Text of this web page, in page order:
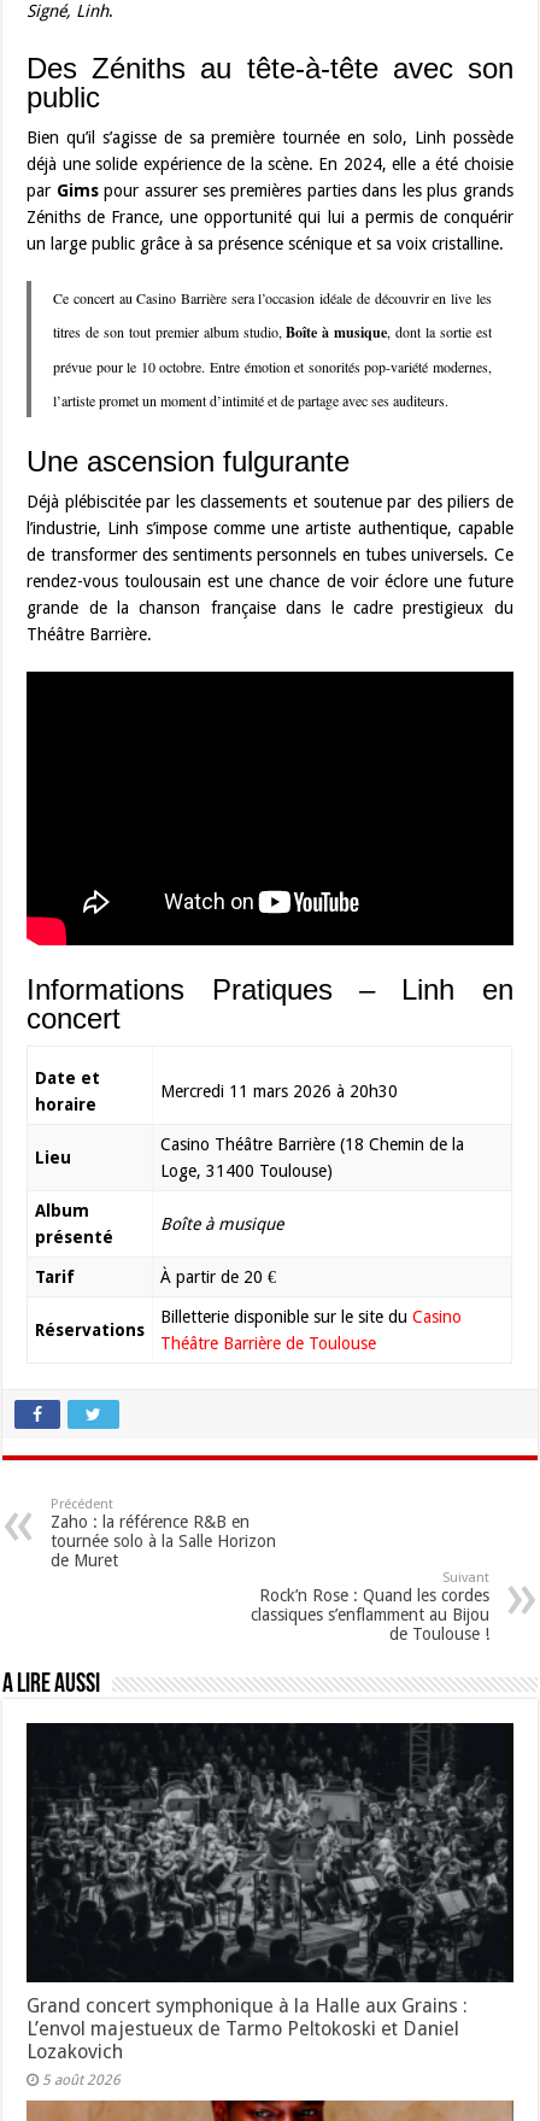
Signé, Linh.
Des Zéniths au tête-à-tête avec son
public
Bien qu’il s’agisse de sa première tournée en solo, Linh possède
déjà une solide expérience de la scène. En 2024, elle a été choisie
par Gimspour assurer ses premières parties dans les plus grands
Zéniths de France, une opportunité qui lui a permis de conquérir
un large public grâce à sa présence scénique et sa voix cristalline.
Ce concert au Casino Barrière sera l’occasion idéale de découvrir en live les
titres de son tout premier album studio,Boîte à musique, dont la sortie est
prévue pour le 10 octobre. Entre émotion et sonorités pop-variété modernes,
l’artiste promet un moment d’intimité et de partage avec ses auditeurs.
Une ascension fulgurante
Déjà plébiscitée par les classements et soutenue par des piliers de
l’industrie, Linh s’impose comme une artiste authentique, capable
de transformer des sentiments personnels en tubes universels. Ce
rendez-vous toulousain est une chance de voir éclore une future
grande de la chanson française dans le cadre prestigieux du
Théâtre Barrière.
Informations Pratiques – Linh en
concert
Date et
horaire
Mercredi 11 mars 2026 à 20h30
Lieu
Casino Théâtre Barrière (18 Chemin de la
Loge, 31400 Toulouse)
Album
présenté
Boîte à musique
Tarif À partir de 20 €
Réservations
Billetterie disponible sur le site du Casino
Théâtre Barrière de Toulouse
Précédent
Zaho : la référence R&B en
tournée solo à la Salle Horizon
de Muret
Suivant
Rock’n Rose : Quand les cordes
classiques s’enflamment au Bijou
de Toulouse !
A lire aussi
Grand concert symphonique à la Halle aux Grains :
L’envol majestueux de Tarmo Peltokoski et Daniel
Lozakovich
5 août 2026